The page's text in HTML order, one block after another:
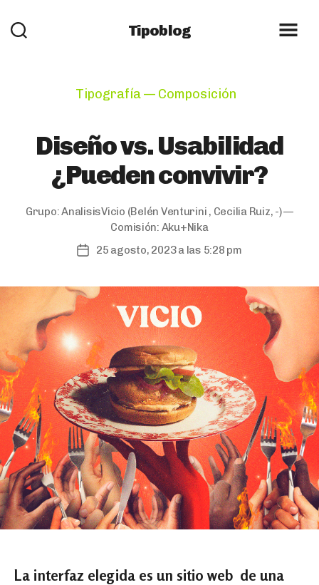
Tipoblog
Categories
Tipografía — Composición
Diseño vs. Usabilidad
¿Pueden convivir?
Grupo:AnalisisVicio (Belén Venturini , Cecilia Ruiz, -) —
Comisión: Aku+Nika
Post25 agosto, 2023 a las 5:28 pm
La interfaz elegida es un sitio web de una